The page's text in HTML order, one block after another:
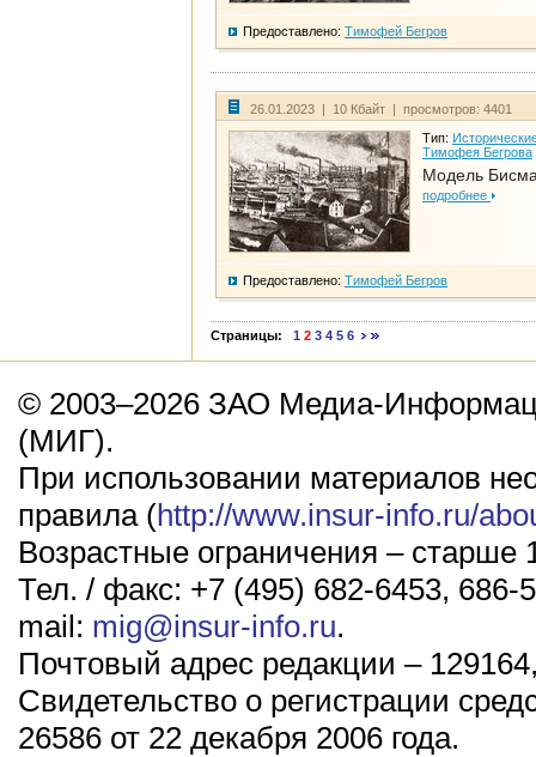
Предоставлено: Тимофей Бегров
26.01.2023 | 10 Кбайт | просмотров: 4401
Тип:
Тимофея Бегрова
Модель
подробнее
Предоставлено: Тимофей Бегров
Страницы: 1 2 3 4 5 6
© 2003–2026 ЗАО Медиа-
(МИГ).
При использовании материалов
правила (http://www.insur-info.ru/
Возрастные ограничения – старше
Тел. / факс: +7 (495) 682-6453, 686-
mail: mig@insur-info.ru.
Почтовый адрес редакции –
Свидетельство о регистрации
26586 от 22 декабря 2006 года.